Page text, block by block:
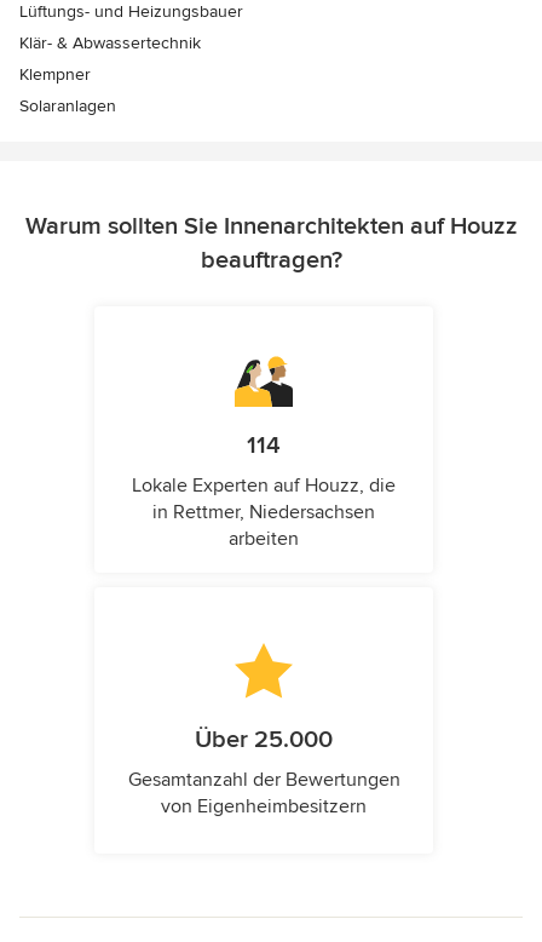
Lüftungs- und Heizungsbauer
Klär- & Abwassertechnik
Klempner
Solaranlagen
Warum sollten Sie Innenarchitekten auf Houzz
beauftragen?
114
Lokale Experten auf Houzz, die
in Rettmer, Niedersachsen
arbeiten
Über 25.000
Gesamtanzahl der Bewertungen
von Eigenheimbesitzern